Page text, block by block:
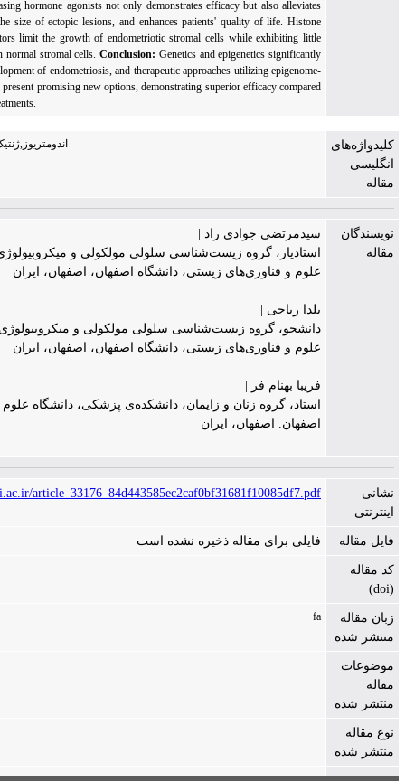
gonadotropin-releasing hormone agonists not only demonstrates efficacy but also alleviates
pain, diminishes the size of ectopic lesions, and enhances patients' quality of life. Histone
deacetylase inhibitors limit the growth of endometriotic stromal cells while exhibiting little
negative effects on normal stromal cells.Conclusion:Genetics and epigenetics significantly
influence the development of endometriosis, and therapeutic approaches utilizing epigenome-
modulating agents present promising new options, demonstrating superior efficacy compared
to conventional treatments.
اندومتریوز,ژنتیک,اپی‌ژنتیک,درمان
سیدمرتضی جوادی راد |
استادیار، گروه زیست‌شناسی سلولی مولکولی و میکروبیولوژی، دانشکده‌ی
علوم و فناوری‌های زیستی، دانشگاه اصفهان، اصفهان، ایران
دانشجو، گروه زیست‌شناسی سلولی مولکولی و میکروبیولوژی، دانشکده‌ی
علوم و فناوری‌های زیستی، دانشگاه اصفهان، اصفهان، ایران
استاد، گروه زنان و زایمان، دانشکده‌ی پزشکی، دانشگاه علوم پزشکی
اصفهان. اصفهان، ایران
https://jims.mui.ac.ir/article_33176_84d443585ec2caf0bf31681f10085df7.pdf
فایلی برای مقاله ذخیره نشده است